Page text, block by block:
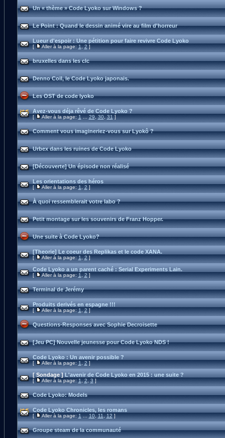
Un « thème » Code Lyoko sur Windows ?
Le Point : Quand le dessin animé vire au film d'horreur
Lueur d'espoir : Une pétition pour faire revivre Code Lyoko
[ Aller à la page:1,2]
bruxelles dans les clc
Denno Coil, le Code Lyoko japonais.
Les OST de code lyoko
Avez-vous déja rêvé de Code Lyoko ?
[ Aller à la page:1...29,30,31]
Comment vous imagineriez-vous sur Lyokô ?
Urbex dans les ruines de Code Lyoko
[Découverte] Un épisode non réalisé
Les orientations des héros
[ Aller à la page:1,2]
À quoi ressemblerait votre labo ?
Petit montage sur les souvenirs de Franz Hopper.
Une suite à Code Lyoko?
[Theorie] Le coeur des Replikas et le code XANA.
[ Aller à la page:1,2]
Code Lyoko a un parent caché : Serial Experiments Lain.
[ Aller à la page:1,2]
Terminal de Jerémy
Produits derivés en espagne !!!
[ Aller à la page:1,2]
Questions-Responses avec Sophie Decroisette
[Jeu PC] Nouvelle jeunesse pour Code Lyoko NDS !
Code Lyoko : Un avenir possible ?
[ Aller à la page:1,2]
[ Sondage ] L'avenir de Code Lyoko en 2015 : une suite ?
[ Aller à la page:1,2,3]
Code Lyoko: Models
Code Lyoko Chronicles, les romans
[ Aller à la page:1...10,11,12]
Groupe steam de la communauté